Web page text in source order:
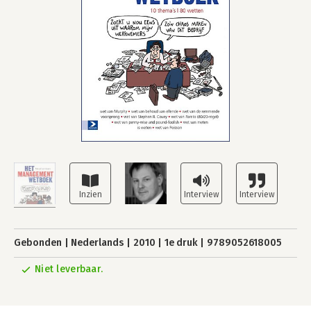
Gebonden Nederlands 2010 1e druk 9789052618005
Niet leverbaar.